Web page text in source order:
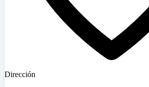
Dirección